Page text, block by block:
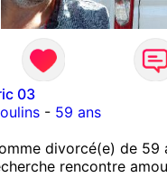
03
- 59 ans
divorcé(e) de 59
rencontre